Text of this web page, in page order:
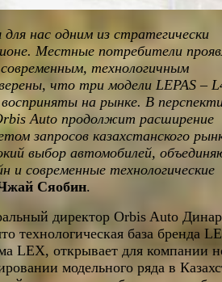
нас одним из стратегически
Местные потребители
технологичным
что три модели LEPAS –
на рынке. В
Auto продолжит расширение
запросов казахстанского
выбор автомобилей,
и современные технологические
Сяобин.
директор Orbis Auto
технологическая база бренда
LEX, открывает для компании
модельного ряда в